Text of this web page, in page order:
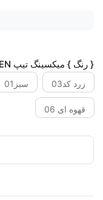
{ رنگ } میکسینگ تیپ COTISEN:
زرد کد03 سبز01
قهوه ای 06